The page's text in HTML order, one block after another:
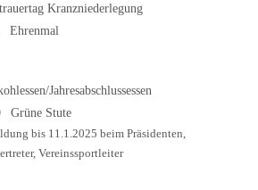
Kranzniederlegung
Ehrenmal
Jahresabschlussessen
Grüne Stute
bis 11.1.2025 beim Präsidenten,
Vereinssportleiter